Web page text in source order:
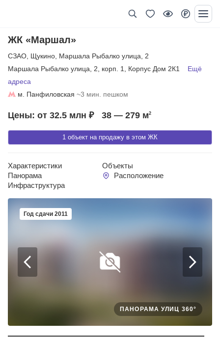
ЖК «Маршал»
СЗАО Щукино Маршала Рыбалко улица
2
Маршала Рыбалко улица
2 корп. 1 Корпус Дом 2К1
Ещё
адреса
м. Панфиловская ~3 мин. пешком
1 объект на продажу в этом ЖК
Цены: от 32.5 млн ₽ 38 — 279 м2
Характеристики
Объекты
Панорама
Расположение
Инфраструктура
Год сдачи 2011
ПАНОРАМА УЛИЦ 360°